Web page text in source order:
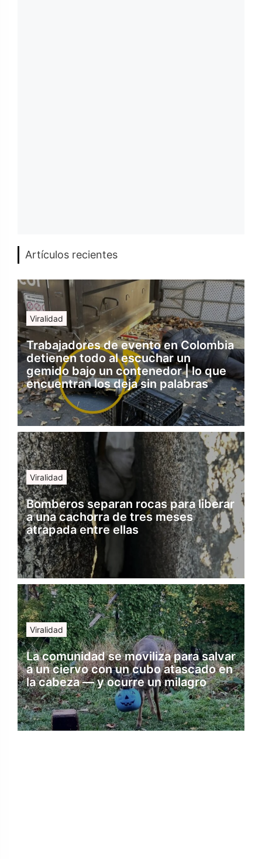
Artículos recientes
Viralidad
Trabajadores de evento en Colombia
detienen todo al escuchar un
gemido bajo un contenedor | lo que
encuentran los deja sin palabras
Viralidad
Bomberos separan rocas para liberar
a una cachorra de tres meses
atrapada entre ellas
Viralidad
La comunidad se moviliza para salvar
a un ciervo con un cubo atascado en
la cabeza — y ocurre un milagro